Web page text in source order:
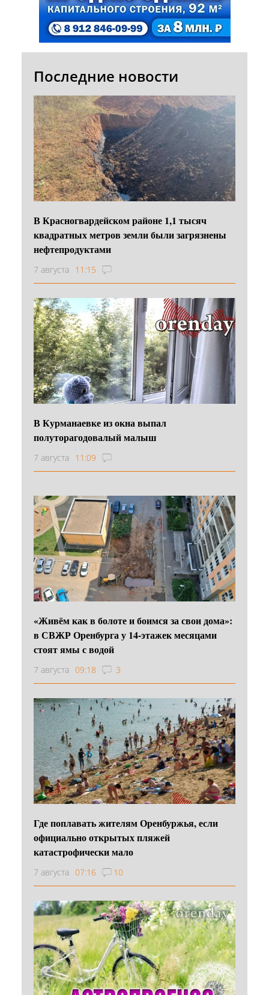
Последние новости
В Красногвардейском районе 1,1 тысяч
квадратных метров земли были загрязнены
нефтепродуктами
7 августа 11:15
В Курманаевке из окна выпал
полуторагодовалый малыш
7 августа 11:09
«Живём как в болоте и боимся за свои дома»:
в СВЖР Оренбурга у 14-этажек месяцами
стоят ямы с водой
7 августа 09:18 3
Где поплавать жителям Оренбуржья, если
официально открытых пляжей
катастрофически мало
7 августа 07:16 10